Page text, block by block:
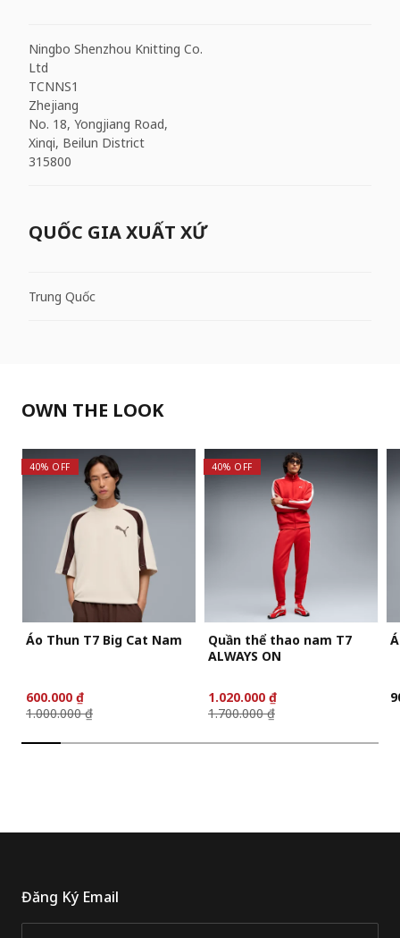
Ningbo Shenzhou Knitting Co.
Ltd
TCNNS1
Zhejiang
No. 18, Yongjiang Road,
Xinqi, Beilun District
315800
QUỐC GIA XUẤT XỨ
Trung Quốc
OWN THE LOOK
40% OFF
Áo Thun T7 Big Cat Nam
600.000 ₫
1.000.000 ₫
40% OFF
Quần thể thao nam T7
ALWAYS ON
1.020.000 ₫
1.700.000 ₫
Đăng Ký Email